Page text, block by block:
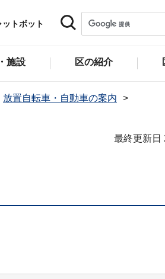
ットボット
施設 区の紹介
放置自転車・自動車の案内
最終更新日